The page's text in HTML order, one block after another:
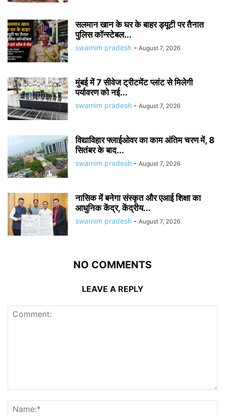
सलमान खान के घर के बाहर ड्यूटी पर तैनात
पुलिस कॉन्स्टेबल...
swarnim pradesh - August 7, 2026
मुंबई में 7 सीवेज ट्रीटमेंट प्लांट से मिलेगी
पर्यावरण को नई...
swarnim pradesh - August 7, 2026
विद्याविहार फ्लाईओवर का काम अंतिम चरण में, 8
सितंबर के बाद...
swarnim pradesh - August 7, 2026
नासिक में बनेगा संस्कृत और एआई शिक्षा का
आधुनिक केंद्र, केंद्रीय...
swarnim pradesh - August 7, 2026
NO COMMENTS
LEAVE A REPLY